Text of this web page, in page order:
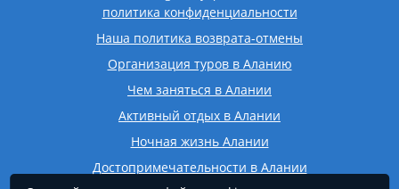
политика конфиденциальности
Наша политика возврата-отмены
Организация туров в Аланию
Чем заняться в Алании
Активный отдых в Алании
Ночная жизнь Алании
Достопримечательности в Алании